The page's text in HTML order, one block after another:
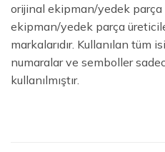
orijinal ekipman/yedek
ekipman/yedek parça
markalarıdır. Kullanılan tüm
numaralar ve semboller
kullanılmıştır.